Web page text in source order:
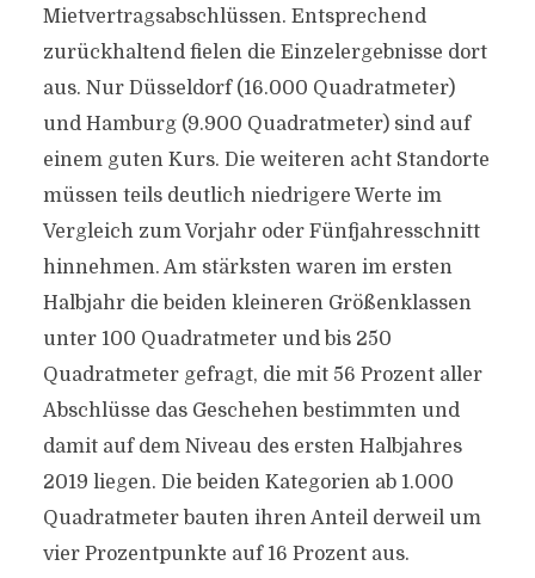
Mietvertragsabschlüssen. Entsprechend
zurückhaltend fielen die Einzelergebnisse dort
aus. Nur Düsseldorf (16.000 Quadratmeter)
und Hamburg (9.900 Quadratmeter) sind auf
einem guten Kurs. Die weiteren acht Standorte
müssen teils deutlich niedrigere Werte im
Vergleich zum Vorjahr oder Fünfjahresschnitt
hinnehmen. Am stärksten waren im ersten
Halbjahr die beiden kleineren Größenklassen
unter 100 Quadratmeter und bis 250
Quadratmeter gefragt, die mit 56 Prozent aller
Abschlüsse das Geschehen bestimmten und
damit auf dem Niveau des ersten Halbjahres
2019 liegen. Die beiden Kategorien ab 1.000
Quadratmeter bauten ihren Anteil derweil um
vier Prozentpunkte auf 16 Prozent aus.